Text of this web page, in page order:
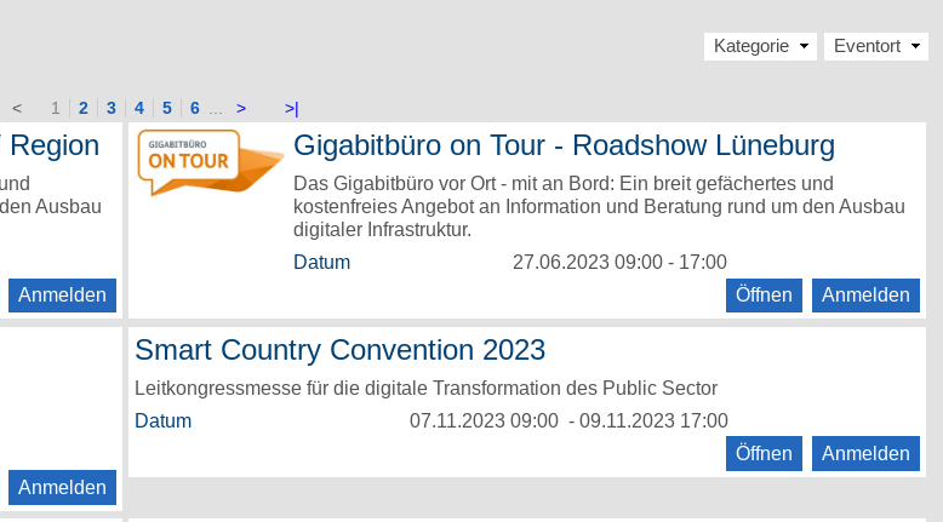
Eventort
Kategorie
< 1 2 3 4 5 6 > >|
Region
Ausbau
Anmelden
Gigabitbüro on Tour - Roadshow Lüneburg
Das Gigabitbüro vor Ort - mit an Bord: Ein breit gefächertes und
kostenfreies Angebot an Information und Beratung rund um den Ausbau
digitaler Infrastruktur.
Datum
27.06.2023 09:00 - 17:00
Anmelden
Öffnen
Anmelden
Smart Country Convention 2023
Leitkongressmesse für die digitale Transformation des Public Sector
Datum
07.11.2023 09:00 - 09.11.2023 17:00
Anmelden
Öffnen